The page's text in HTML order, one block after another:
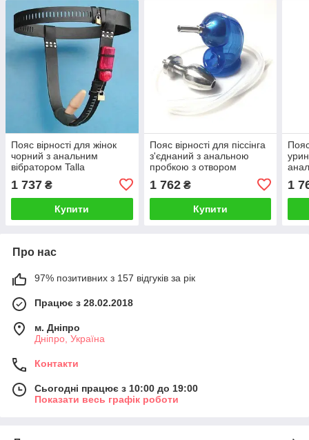
Пояс вірності для жінок
чорний з анальним
вібратором Talla
1 737 ₴
Купити
Пояс вірності для піссінга
з'єднаний з анальною
пробкою з отвором
ATOMIC Jock синій Talla
1 762₴
Купити
Talla
1
Про нас
97% позитивних з 157 відгуків за рік
Працює з 28.02.2018
м. Дніпро
Дніпро, Україна
Контакти
Сьогодні працює з 10:00 до 19:00
Показати весь графік роботи